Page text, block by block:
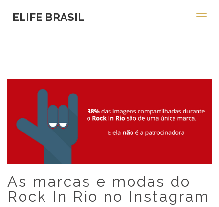
ELIFE BRASIL
As marcas e modas do
Rock In Rio no Instagram